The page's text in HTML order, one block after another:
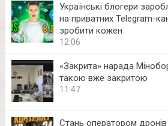
Українські блогери
на приватних Telegram-
зробити кожен
12:06
«Закрита» нарада
такою вже закритою
11:47
Стань оператором